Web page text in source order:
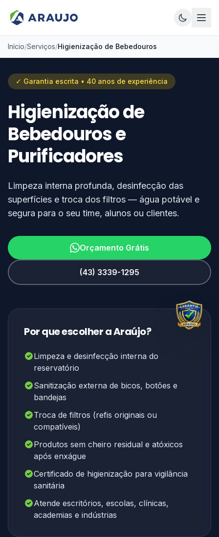
Início/Serviços/Higienização de Bebedouros
✓ Garantia escrita • 40 anos de experiência
Higienização de
Bebedouros e
Purificadores
Limpeza interna profunda, desinfecção das
superfícies e troca dos filtros — água potável e
segura para o seu time, alunos ou clientes.
Orçamento Grátis
(43) 3339-1295
Por que escolher a Araújo?
Limpeza e desinfecção interna do
reservatório
Sanitização externa de bicos, botões e
bandejas
Troca de filtros (refis originais ou
compatíveis)
Produtos sem cheiro residual e atóxicos
após enxágue
Certificado de higienização para vigilância
sanitária
Atende escritórios, escolas, clínicas,
academias e indústrias